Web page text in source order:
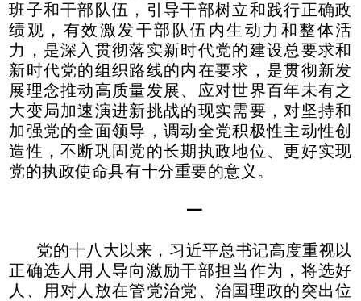
班子和干部队伍，引导干部树立和践行正确政
绩观，有效激发干部队伍内生动力和整体活
力，是深入贯彻落实新时代党的建设总要求和
新时代党的组织路线的内在要求，是贯彻新发
展理念推动高质量发展、应对世界百年未有之
大变局加速演进新挑战的现实需要，对坚持和
加强党的全面领导，调动全党积极性主动性创
造性，不断巩固党的长期执政地位、更好实现
党的执政使命具有十分重要的意义。
一
党的十八大以来，习近平总书记高度重视以
正确选人用人导向激励干部担当作为，将选好
人、用对人放在管党治党、治国理政的突出位